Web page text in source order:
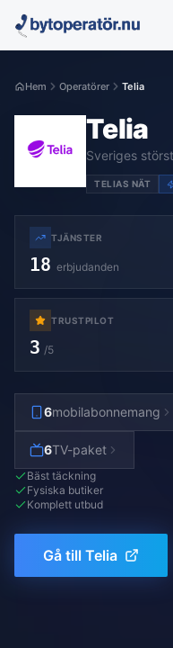
Hem Operatörer Telia
Telia
Sveriges
TELIAS NÄT
TJÄNSTER
18 erbjudanden
TRUSTPILOT
3 /5
6mobilabonnemang
6TV-paket
Bäst täckning
Fysiska butiker
Komplett utbud
Gå till Telia